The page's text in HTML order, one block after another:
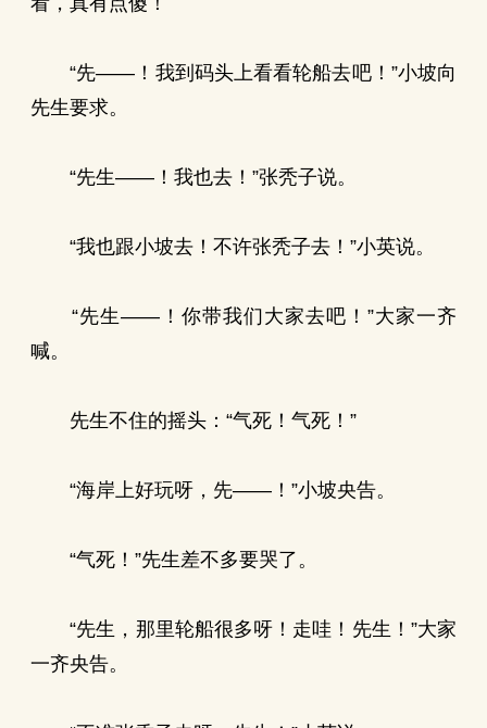
“先——！我到码头上看看轮船去吧！”小坡向
先生要求。
“先生——！我也去！”张秃子说。
“我也跟小坡去！不许张秃子去！”小英说。
“先生——！你带我们大家去吧！”大家一齐
喊。
先生不住的摇头：“气死！气死！”
“海岸上好玩呀，先——！”小坡央告。
“气死！”先生差不多要哭了。
“先生，那里轮船很多呀！走哇！先生！”大家
一齐央告。